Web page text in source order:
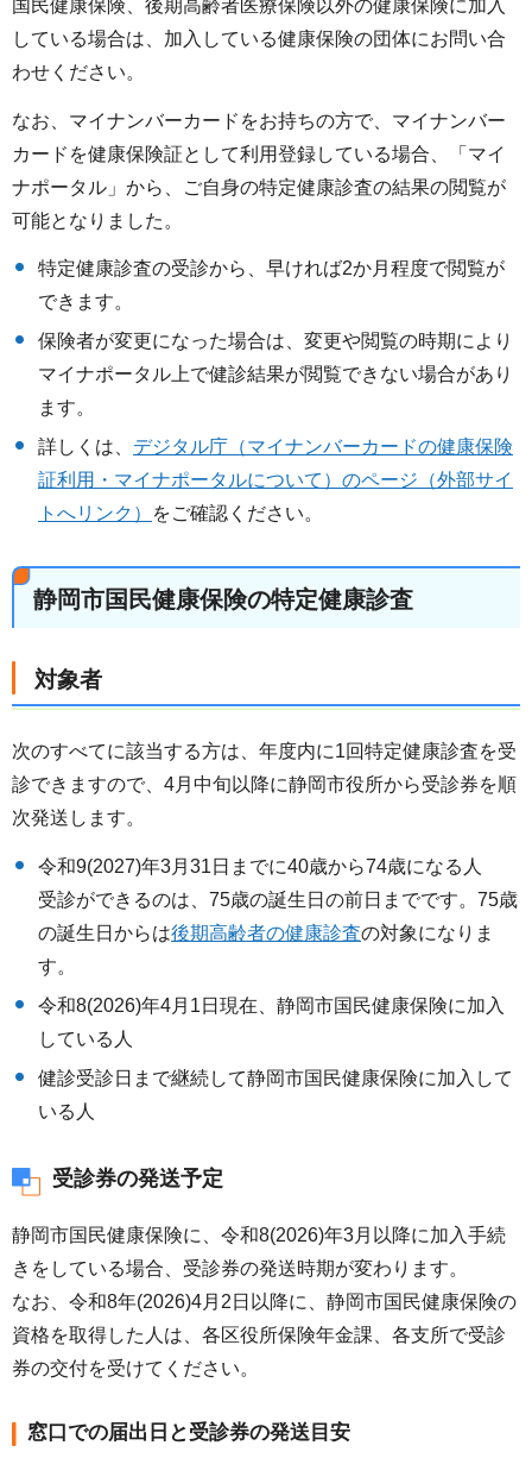
国民健康保険、後期高齢者医療保険以外の健康保険に加入
している場合は、加入している健康保険の団体にお問い合
わせください。
なお、マイナンバーカードをお持ちの方で、マイナンバー
カードを健康保険証として利用登録している場合、「マイ
ナポータル」から、ご自身の特定健康診査の結果の閲覧が
可能となりました。
特定健康診査の受診から、早ければ2か月程度で閲覧が
できます。
保険者が変更になった場合は、変更や閲覧の時期により
マイナポータル上で健診結果が閲覧できない場合があり
ます。
詳しくは、 デジタル庁（マイナンバーカードの健康保険
証利用・マイナポータルについて）のページ（外部サイ
トへリンク）
をご確認ください。
静岡市国民健康保険の特定健康診査
対象者
次のすべてに該当する方は、年度内に1回特定健康診査を受
診できますので、4月中旬以降に静岡市役所から受診券を順
次発送します。
令和9(2027)年3月31日までに40歳から74歳になる人
受診ができるのは、75歳の誕生日の前日までです。75歳
の誕生日からは後期高齢者の健康診査の対象になりま
す。
令和8(2026)年4月1日現在、静岡市国民健康保険に加入
している人
健診受診日まで継続して静岡市国民健康保険に加入して
いる人
受診券の発送予定
静岡市国民健康保険に、令和8(2026)年3月以降に加入手続
きをしている場合、受診券の発送時期が変わります。
なお、令和8年(2026)4月2日以降に、静岡市国民健康保険の
資格を取得した人は、各区役所保険年金課、各支所で受診
券の交付を受けてください。
窓口での届出日と受診券の発送目安